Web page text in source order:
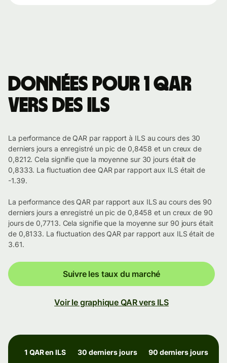
Données pour 1 QAR
vers des ILS
La performance de QAR par rapport à ILS au cours des 30
derniers jours a enregistré un pic de 0,8458 et un creux de
0,8212. Cela signifie que la moyenne sur 30 jours était de
0,8333. La fluctuation dee QAR par rapport aux ILS était de
-1.39.
La performance des QAR par rapport aux ILS au cours des 90
derniers jours a enregistré un pic de 0,8458 et un creux de 90
jours de 0,7713. Cela signifie que la moyenne sur 90 jours était
de 0,8133. La fluctuation des QAR par rapport aux ILS était de
3.61.
Suivre les taux du marché
Voir le graphique QAR vers ILS
1 QAR en ILS 30 derniers jours 90 derniers jours